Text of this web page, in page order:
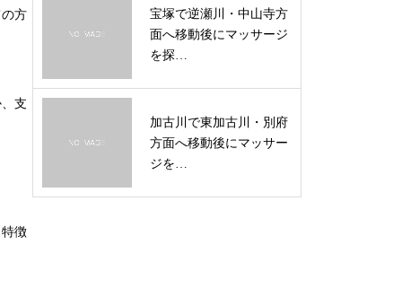
方
支
徴
宝塚で逆瀬川・中山寺方
面へ移動後にマッサージ
を探…
加古川で東加古川・別府
方面へ移動後にマッサー
ジを…